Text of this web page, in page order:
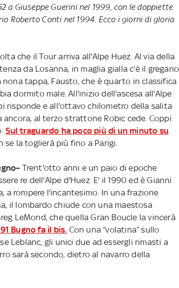
a Giuseppe Guerini nel 1999, con le doppiette
Roberto Conti nel 1994. Ecco i giorni di gloria
che il Tour arriva all'Alpe Huez. Al via della
da Losanna, in maglia gialla c'è il gregario
nona tappa, Fausto, che è quarto in classifica
dormito male. All'inizio dell'ascesa all'Alpe
risponde e all'ottavo chilometro della salita
al terzo strattone Robic cede. Coppi
Sul traguardo ha poco più di un minuto su
se la toglierà più fino a Parigi.
Trent'otto anni e un paio di epoche
re dell'Alpe d'Huez. E' il 1990 ed è Gianni
a rompere l'incantesimo. In una frazione
il lombardo chiude con una maestosa
LeMond, che quella Gran Boucle la vincerà
Bugno fa il bis. Con una “volatina” sullo
Leblanc, gli unici due ad essergli rimasti a
sarà secondo, dietro al navarro della